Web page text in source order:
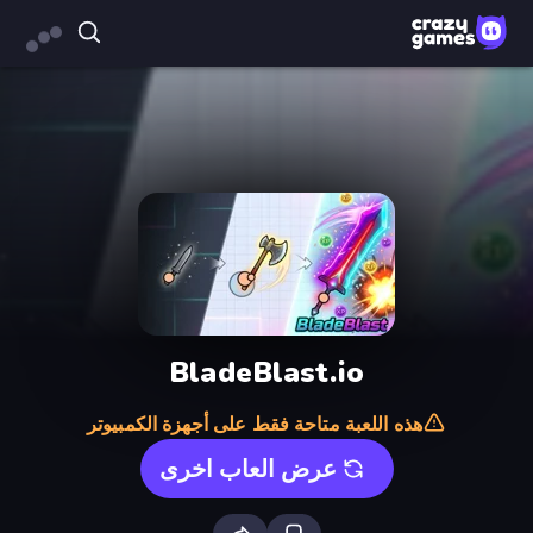
BladeBlast.io
هذه اللعبة متاحة فقط على أجهزة الكمبيوتر
عرض العاب اخرى